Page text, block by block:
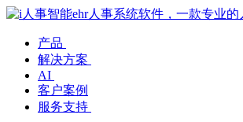
产品
解决方案
AI
客户案例
服务支持